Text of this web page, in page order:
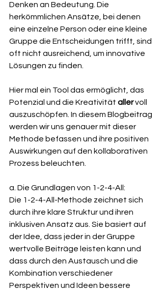
Denken an Bedeutung. Die
herkömmlichen Ansätze, bei denen
eine einzelne Person oder eine kleine
Gruppe die Entscheidungen trifft, sind
oft nicht ausreichend, um innovative
Lösungen zu finden.
Hier mal ein Tool das ermöglicht, das
Potenzial und die Kreativität aller voll
auszuschöpfen. In diesem Blogbeitrag
werden wir uns genauer mit dieser
Methode befassen und ihre positiven
Auswirkungen auf den kollaborativen
Prozess beleuchten.
a. Die Grundlagen von 1-2-4-All:
Die 1-2-4-All-Methode zeichnet sich
durch ihre klare Struktur und ihren
inklusiven Ansatz aus. Sie basiert auf
der Idee, dass jeder in der Gruppe
wertvolle Beiträge leisten kann und
dass durch den Austausch und die
Kombination verschiedener
Perspektiven und Ideen bessere